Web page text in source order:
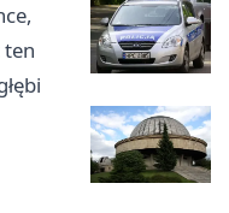
ten